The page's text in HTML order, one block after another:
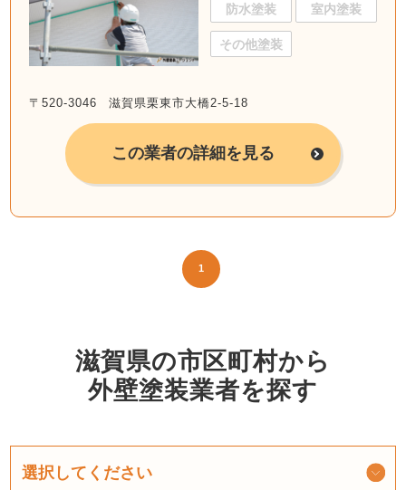
防水塗装 室内塗装
その他塗装
〒520-3046 滋賀県栗東市大橋2-5-18
この業者の詳細を見る
1
滋賀県の市区町村から
外壁塗装業者を探す